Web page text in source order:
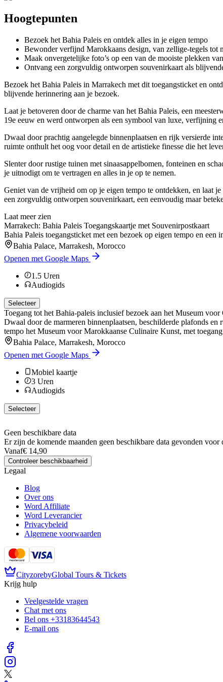
Hoogtepunten
Bezoek het Bahia Paleis en ontdek alles in je eigen tempo
Bewonder verfijnd Marokkaans design, van zellige-tegels tot
Maak onvergetelijke foto’s op een van de mooiste plekken
Ontvang een zorgvuldig ontworpen souvenirkaart als
Bezoek het Bahia Paleis in Marrakech met dit toegangsticket en
blijvende herinnering aan je bezoek.
Laat je betoveren door de charme van het Bahia Paleis, een
19e eeuw en werd ontworpen als een symbool van luxe, verfijning
Dwaal door prachtig aangelegde binnenplaatsen en rijk versierde
ruimte onthult het oog voor detail en de artistieke finesse die het
Slenter door rustige tuinen met sinaasappelbomen, fonteinen en
je uitnodigt om te vertragen en alles in je op te nemen.
Geniet van de vrijheid om op je eigen tempo te ontdekken, en laat
een zorgvuldig ontworpen souvenirkaart, een eenvoudig maar
Laat meer zien
Marrakech: Bahia Paleis Toegangskaartje met Souvenirpostkaart
Bahia Paleis toegangsticket met een bezoek op eigen tempo en een
Bahia Palace, Marrakesh, Morocco
Openen met Google Maps
1.5 Uren
Audiogids
Selecteer
Toegang tot het Bahia-paleis inclusief bezoek aan het Museum
Dwaal door de marmeren binnenplaatsen, beschilderde plafonds
tempo het Museum voor Marokkaanse Culinaire Kunst, met
Bahia Palace, Marrakesh, Morocco
Openen met Google Maps
Mobiel kaartje
3 Uren
Audiogids
Selecteer
Geen beschikbare data
Er zijn de komende maanden geen beschikbare data gevonden voor
Vanaf€ 14,90
Controleer beschikbaarheid
Legaal
Blog
Over ons
Word Affiliate
Word Leverancier
Privacybeleid
Algemene voorwaarden
CityzorebyGlobal Tours & Tickets
Krijg hulp
Veelgestelde vragen
Chat met ons
Bel ons +33183644543
E-mail ons